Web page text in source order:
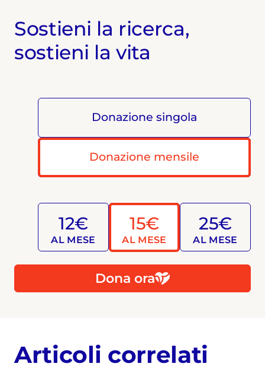
Sostieni la ricerca,
sostieni la vita
Donazione singola
Donazione mensile
12€
AL MESE
15€
AL MESE
25€
AL MESE
Dona ora
Articoli correlati